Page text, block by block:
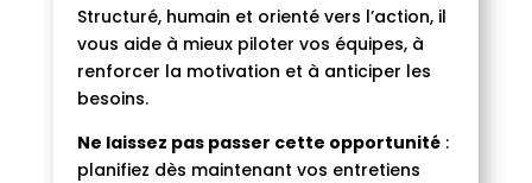
Structuré, humain et orienté vers l’action, il
vous aide à mieux piloter vos équipes, à
renforcer la motivation et à anticiper les
besoins.
Ne laissez pas passer cette opportunité:
planifiez dès maintenant vos entretiens